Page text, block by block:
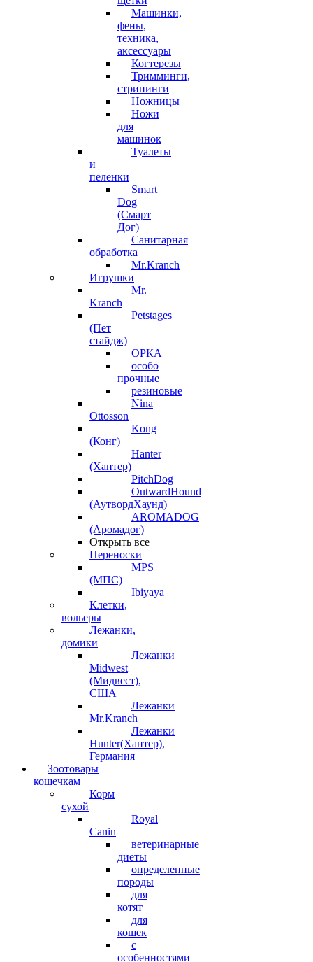
Машинки,
фены,
техника,
аксессуары
Когтерезы
Тримминги,
стрипинги
Ножницы
Ножи
для
машинок
Туалеты
и
пеленки
Smart
Dog
(Смарт
Дог)
Санитарная
обработка
Mr.Kranch
Игрушки
Mr.
Kranch
Petstages
(Пет
стайдж)
ОРКА
особо
прочные
резиновые
Nina
Ottosson
Kong
(Конг)
Hanter
(Хантер)
PitchDog
OutwardHound
(АутвордХаунд)
AROMADOG
(Аромадог)
Открыть все
Переноски
MPS
(МПС)
Ibiyaya
Клетки,
вольеры
Лежанки,
домики
Лежанки
Midwest
(Мидвест),
США
Лежанки
Mr.Kranch
Лежанки
Hunter(Хантер),
Германия
Зоотовары
кошечкам
Корм
сухой
Royal
Canin
ветеринарные
диеты
определенные
породы
для
котят
для
кошек
с
особенностями